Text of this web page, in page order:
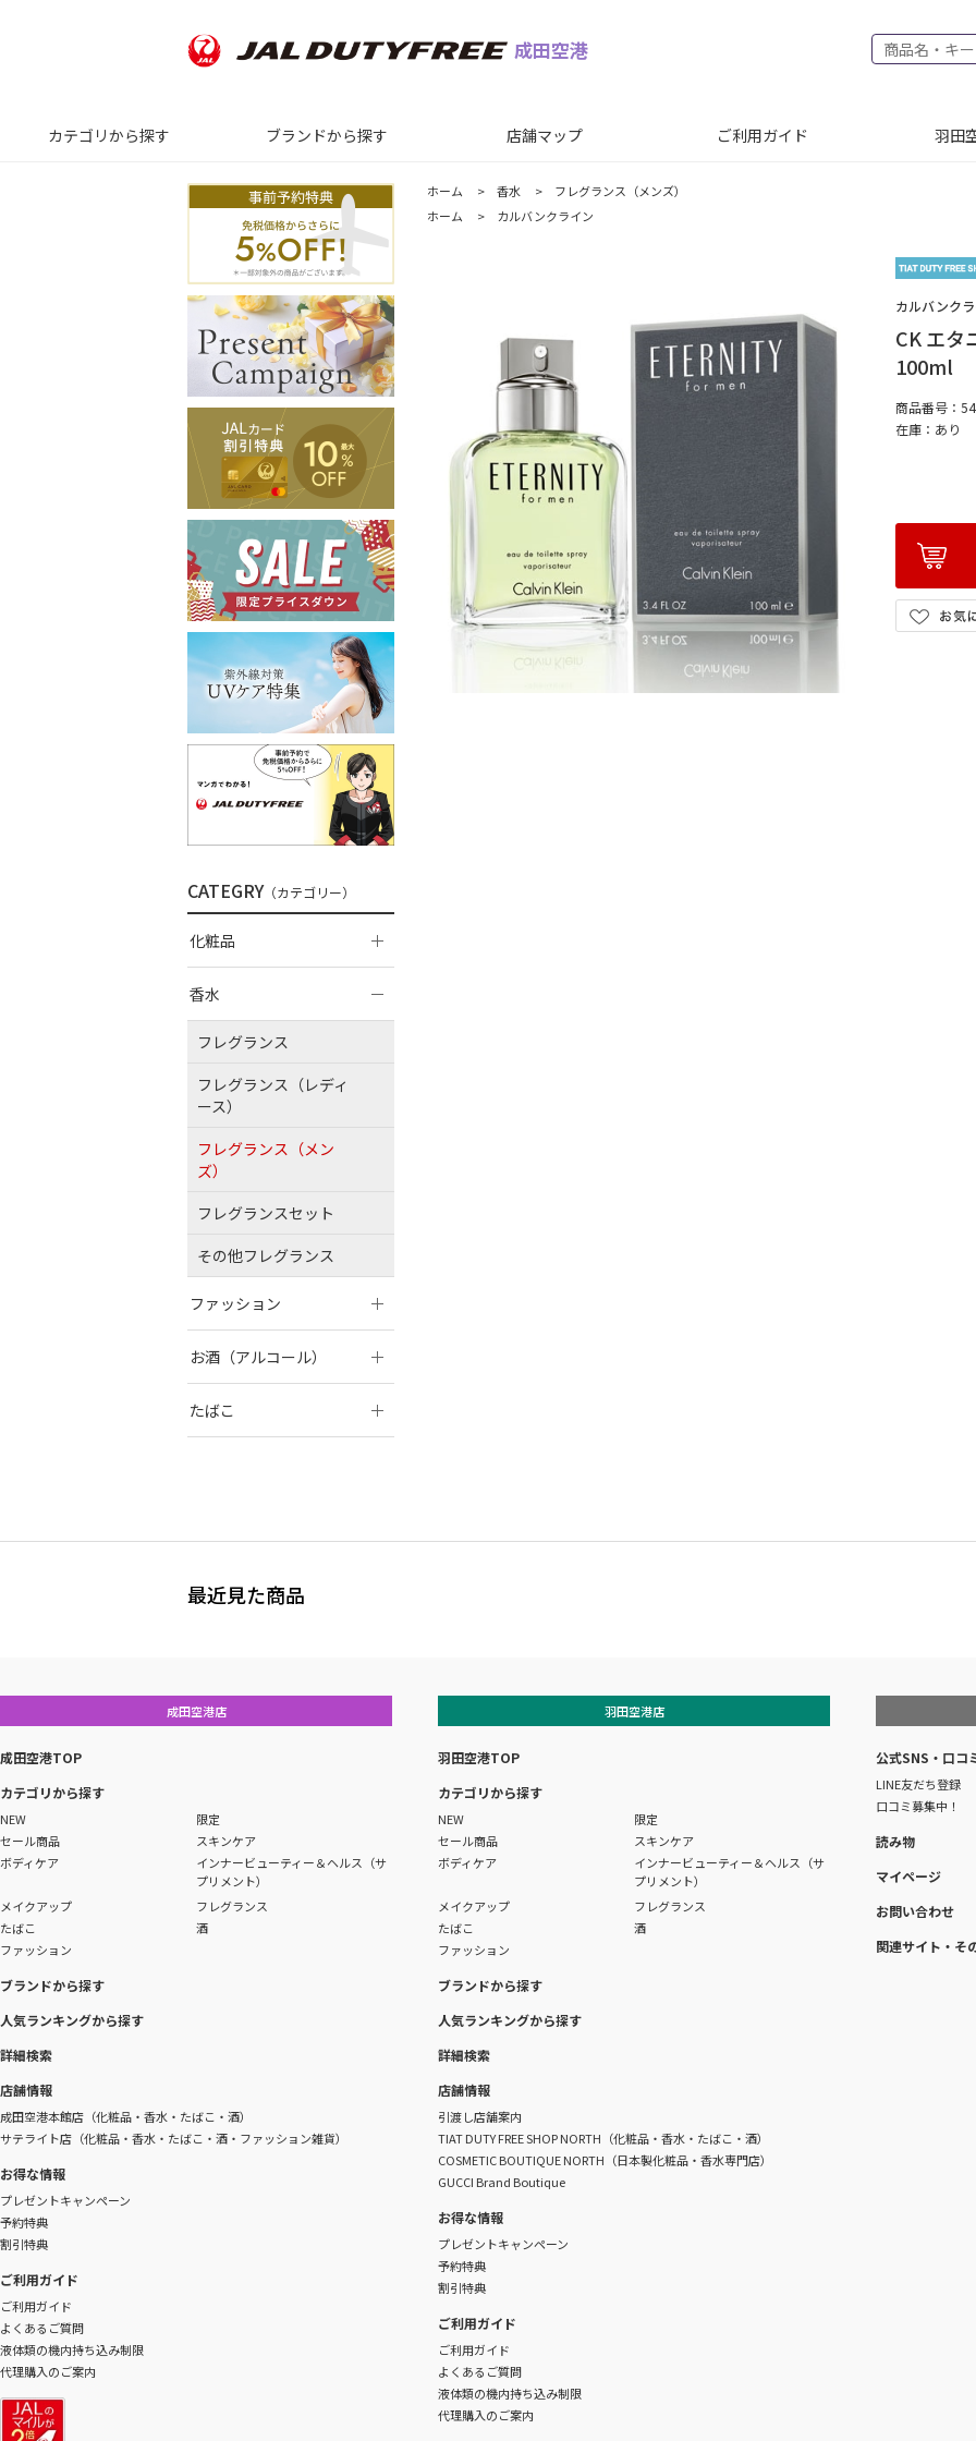
成田空港
カテゴリから探す ブランドから探す 店舗マップ ご利用ガイド 羽田
ホーム > 香水 >
フレグランス（メンズ）
ホーム
> カルバンクライン
カルバンク
CK エタ
100ml
商品番号：
在庫： あり
CATEGRY（カテゴリー）
化粧品
香水
フレグランス
フレグランス（レディ
ース）
フレグランス（メン
ズ）
フレグランスセット
その他フレグランス
ファッション
お酒（アルコール）
たばこ
最近見た商品
成田空港店
成田空港TOP
カテゴリから探す
NEW
限定
セール商品
スキンケア
ボディケア
インナービューティー＆ヘルス（サ
プリメント）
メイクアップ
フレグランス
たばこ
酒
ファッション
ブランドから探す
人気ランキングから探す
詳細検索
店舗情報
成田空港本館店（化粧品・香水・たばこ・酒）
サテライト店（化粧品・香水・たばこ・酒・ファッション雑貨）
お得な情報
プレゼントキャンペーン
予約特典
割引特典
ご利用ガイド
ご利用ガイド
よくあるご質問
液体類の機内持ち込み制限
代理購入のご案内
羽田空港店
羽田空港TOP
カテゴリから探す
NEW
限定
セール商品
スキンケア
ボディケア
インナービューティー＆ヘルス（サ
プリメント）
メイクアップ
フレグランス
たばこ
酒
ファッション
ブランドから探す
人気ランキングから探す
詳細検索
店舗情報
引渡し店舗案内
TIAT DUTY FREE SHOP NORTH（化粧品・香水・たばこ・酒）
COSMETIC BOUTIQUE NORTH（日本製化粧品・香水専門店）
GUCCI Brand Boutique
お得な情報
プレゼントキャンペーン
予約特典
割引特典
ご利用ガイド
ご利用ガイド
よくあるご質問
液体類の機内持ち込み制限
代理購入のご案内
公式SNS・口コ
LINE友だち登録
口コミ募集中！
読み物
マイページ
お問い合わせ
関連サイト・そ